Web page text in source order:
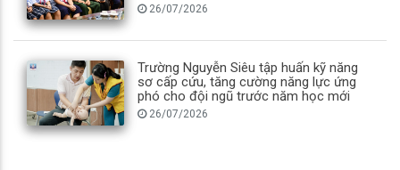
26/07/2026
Trường Nguyễn Siêu tập huấn kỹ năng
sơ cấp cứu, tăng cường năng lực ứng
phó cho đội ngũ trước năm học mới
26/07/2026